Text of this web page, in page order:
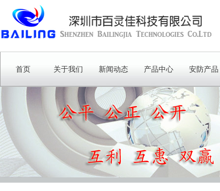
首页 关于我们 新闻动态 产品中心 安防产品